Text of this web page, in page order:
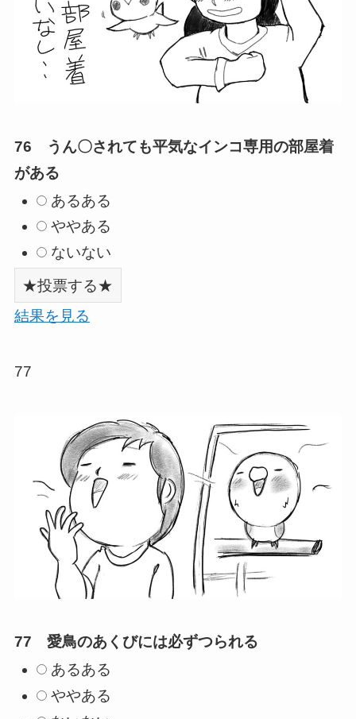
76 うん〇されても平気なインコ専用の部屋着
がある
あるある
ややある
ないない
結果を見る
77
77 愛鳥のあくびには必ずつられる
あるある
ややある